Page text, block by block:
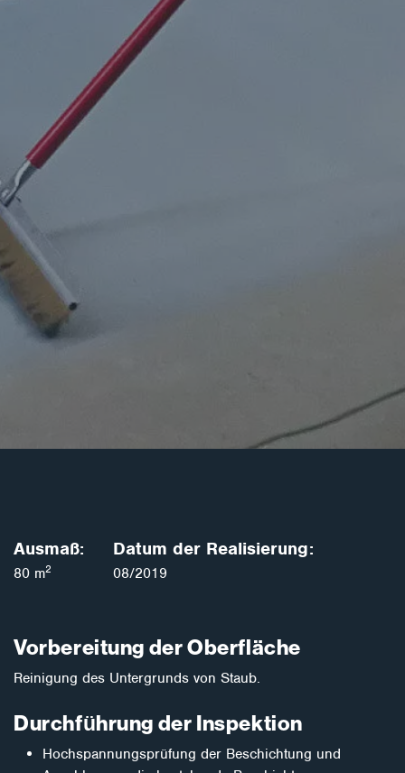
Ausmaß:
80 m2
Datum der Realisierung:
08/2019
Vorbereitung der Oberfläche
Reinigung des Untergrunds von Staub.
Durchführung der Inspektion
Hochspannungsprüfung der Beschichtung und